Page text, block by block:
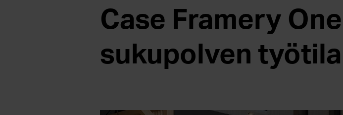
Case Framery
sukupolven työtila